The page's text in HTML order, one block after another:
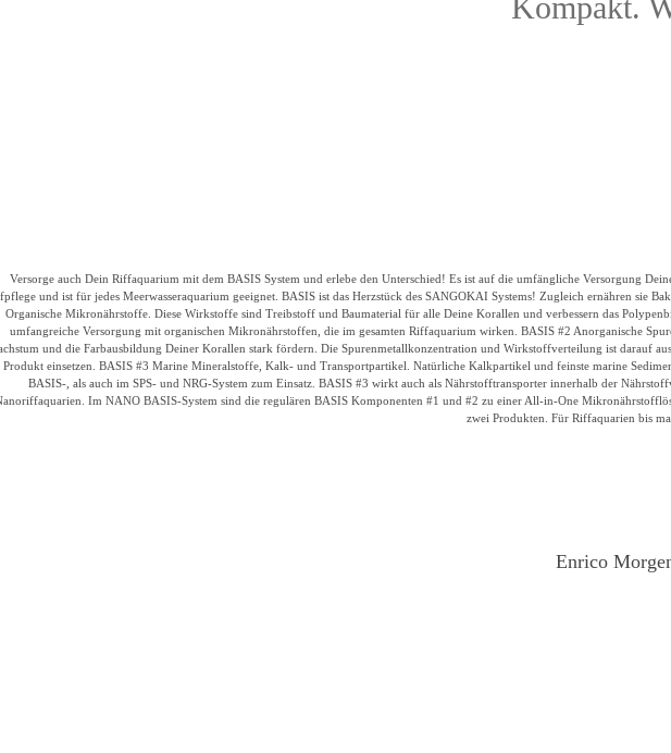
Kompakt.
Versorge auch Dein Riffaquarium mit dem BASIS System und erlebe den Unterschied! Es ist auf die umfängliche Versorgung
und ist für jedes Meerwasseraquarium geeignet. BASIS ist das Herzstück des SANGOKAI Systems! Zugleich ernähren sie
Organische Mikronährstoffe. Diese Wirkstoffe sind Treibstoff und Baumaterial für alle Deine Korallen und verbessern das
umfangreiche Versorgung mit organischen Mikronährstoffen, die im gesamten Riffaquarium wirken. BASIS #2 Anorganische
und die Farbausbildung Deiner Korallen stark fördern. Die Spurenmetallkonzentration und Wirkstoffverteilung ist darauf
Produkt einsetzen. BASIS #3 Marine Mineralstoffe, Kalk- und Transportpartikel. Natürliche Kalkpartikel und feinste marine
BASIS-, als auch im SPS- und NRG-System zum Einsatz. BASIS #3 wirkt auch als Nährstofftransporter innerhalb der
Im NANO BASIS-System sind die regulären BASIS Komponenten #1 und #2 zu einer All-in-One
zwei Produkten. Für Riffaquarien bis
Enrico